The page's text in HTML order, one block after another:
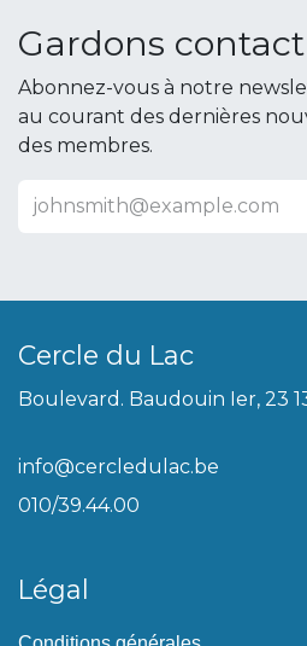
Gardons contact
Abonnez-vous à notre
au courant des dernières
des membres.
Cercle du Lac
Boulevard. Baudouin Ier, 23
info@cercledulac.be
010/39.44.00
Légal